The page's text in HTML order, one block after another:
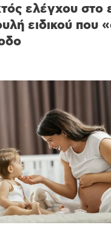
ελέγχου στο
ειδικού που